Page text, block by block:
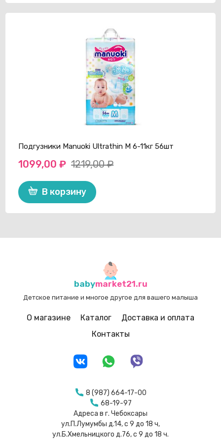
Подгузники Manuoki Ultrathin M 6-11кг 56шт
1219,00₽
Первоначальная
цена
составляла
1219,00 ₽.
1099,00₽
Текущая
цена:
1099,00 ₽.
В корзину
babymarket21.ru
Детское питание и многое другое для вашего малыша
О магазине Каталог
Доставка и оплата
Контакты
8 (987) 664-17-00
68-19-97
Адреса в г. Чебоксары
ул.П.Лумумбы д.14, с 9 до 18 ч,
ул.Б.Хмельницкого д.76, с 9 до 18 ч.